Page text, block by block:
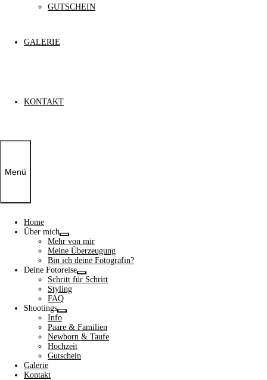
GUTSCHEIN
GALERIE
KONTAKT
Menü
Home
Über mich
Show
sub
menu
Mehr von mir
Meine Überzeugung
Bin ich deine Fotografin?
Deine Fotoreise
Show
sub
Schritt für Schritt
Styling
FAQ
Shootings
Show
sub
menu
Info
Paare & Familien
Newborn & Taufe
Hochzeit
Gutschein
Galerie
Kontakt